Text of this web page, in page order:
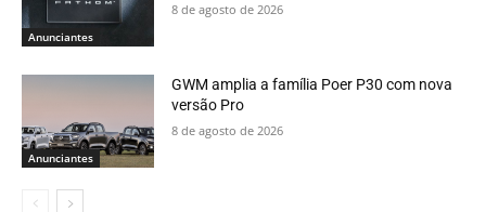
Anunciantes
8 de agosto de 2026
Anunciantes
GWM amplia a família Poer P30 com nova
versão Pro
8 de agosto de 2026